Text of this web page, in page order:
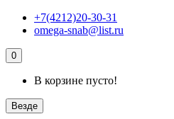
+7(4212)20-30-31
omega-snab@list.ru
0
В корзине пусто!
Везде